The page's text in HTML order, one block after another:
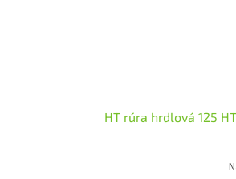
HT rúra hrdlová 125